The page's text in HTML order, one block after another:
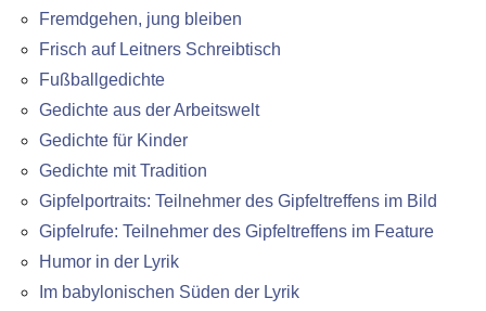
Fremdgehen, jung bleiben
Frisch auf Leitners Schreibtisch
Fußballgedichte
Gedichte aus der Arbeitswelt
Gedichte für Kinder
Gedichte mit Tradition
Gipfelportraits: Teilnehmer des Gipfeltreffens im Bild
Gipfelrufe: Teilnehmer des Gipfeltreffens im Feature
Humor in der Lyrik
Im babylonischen Süden der Lyrik